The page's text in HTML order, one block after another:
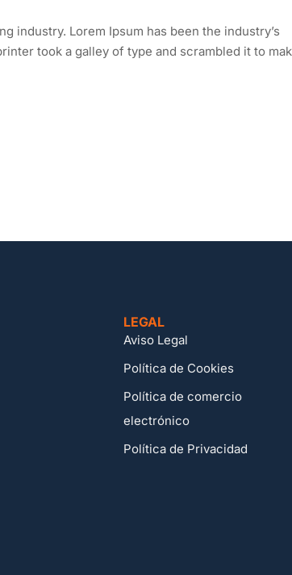
industry. Lorem Ipsum has been the industry’s
took a galley of type and scrambled it to
LEGAL
Aviso Legal
Política de Cookies
Política de comercio
electrónico
Política de Privacidad